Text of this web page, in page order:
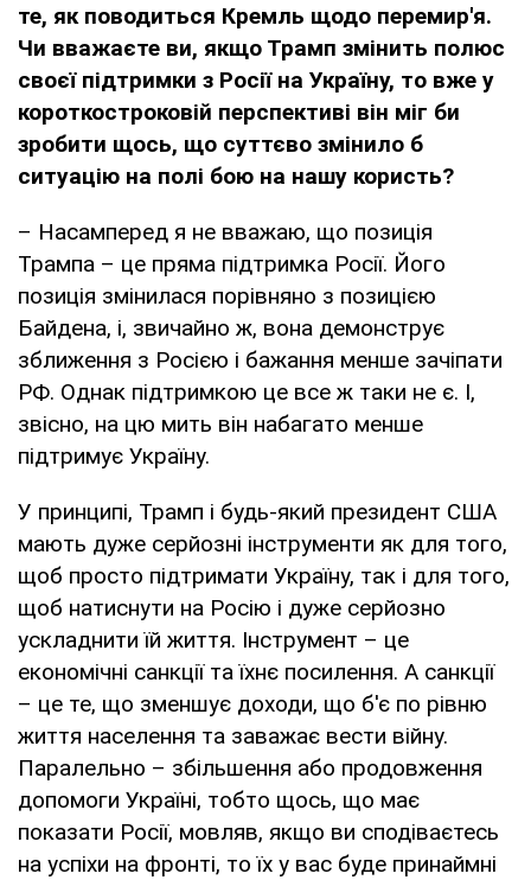
те, як поводиться Кремль щодо перемир'я.
Чи вважаєте ви, якщо Трамп змінить полюс
своєї підтримки з Росії на Україну, то вже у
короткостроковій перспективі він міг би
зробити щось, що суттєво змінило б
ситуацію на полі бою на нашу користь?
– Насамперед я не вважаю, що позиція
Трампа – це пряма підтримка Росії. Його
позиція змінилася порівняно з позицією
Байдена, і, звичайно ж, вона демонструє
зближення з Росією і бажання менше зачіпати
РФ. Однак підтримкою це все ж таки не є. І,
звісно, на цю мить він набагато менше
підтримує Україну.
У принципі, Трамп і будь-який президент США
мають дуже серйозні інструменти як для того,
щоб просто підтримати Україну, так і для того,
щоб натиснути на Росію і дуже серйозно
ускладнити їй життя. Інструмент – це
економічні санкції та їхнє посилення. А санкції
– це те, що зменшує доходи, що б'є по рівню
життя населення та заважає вести війну.
Паралельно – збільшення або продовження
допомоги Україні, тобто щось, що має
показати Росії, мовляв, якщо ви сподіваєтесь
на успіхи на фронті, то їх у вас буде принаймні